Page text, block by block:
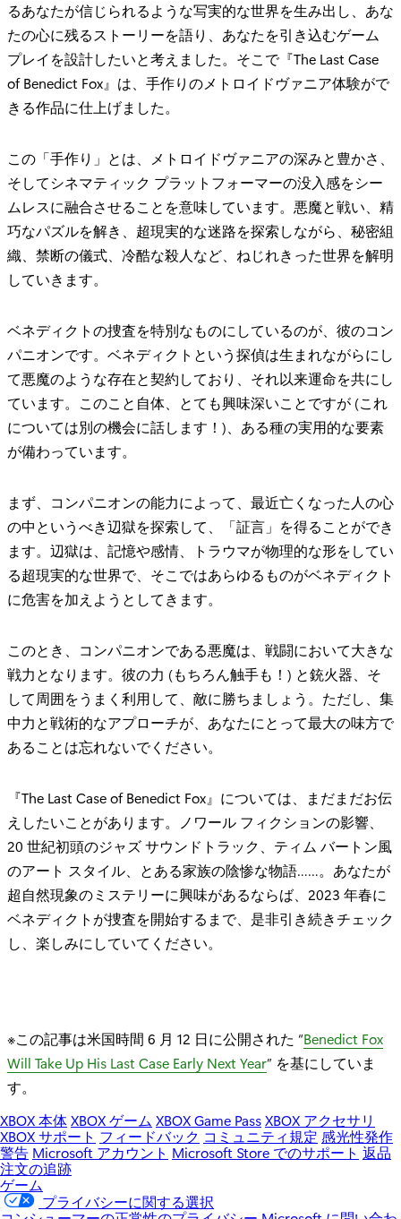
るあなたが信じられるような写実的な世界を生み出し、あな
たの心に残るストーリーを語り、あなたを引き込むゲーム
プレイを設計したいと考えました。そこで『The Last Case
of Benedict Fox』は、手作りのメトロイドヴァニア体験がで
きる作品に仕上げました。
この「手作り」とは、メトロイドヴァニアの深みと豊かさ、
そしてシネマティック プラットフォーマーの没入感をシー
ムレスに融合させることを意味しています。悪魔と戦い、精
巧なパズルを解き、超現実的な迷路を探索しながら、秘密組
織、禁断の儀式、冷酷な殺人など、ねじれきった世界を解明
していきます。
ベネディクトの捜査を特別なものにしているのが、彼のコン
パニオンです。ベネディクトという探偵は生まれながらにし
て悪魔のような存在と契約しており、それ以来運命を共にし
ています。このこと自体、とても興味深いことですが (これ
については別の機会に話します！)、ある種の実用的な要素
が備わっています。
まず、コンパニオンの能力によって、最近亡くなった人の心
の中というべき辺獄を探索して、「証言」を得ることができ
ます。辺獄は、記憶や感情、トラウマが物理的な形をしてい
る超現実的な世界で、そこではあらゆるものがベネディクト
に危害を加えようとしてきます。
このとき、コンパニオンである悪魔は、戦闘において大きな
戦力となります。彼の力 (もちろん触手も！) と銃火器、そ
して周囲をうまく利用して、敵に勝ちましょう。ただし、集
中力と戦術的なアプローチが、あなたにとって最大の味方で
あることは忘れないでください。
『The Last Case of Benedict Fox』については、まだまだお伝
えしたいことがあります。ノワール フィクションの影響、
20 世紀初頭のジャズ サウンドトラック、ティム バートン風
のアート スタイル、とある家族の陰惨な物語……。あなたが
超自然現象のミステリーに興味があるならば、2023 年春に
ベネディクトが捜査を開始するまで、是非引き続きチェック
し、楽しみにしていてください。
※この記事は米国時間 6 月 12 日に公開された “Benedict Fox
Will Take Up His Last Case Early Next Year” を基にしていま
す。
XBOX 本体XBOX ゲーム XBOX Game PassXBOX アクセサリ
XBOX サポート フィードバック コミュニティ規定 感光性発作
警告 Microsoft アカウント Microsoft Store でのサポート 返品
注文の追跡
ゲーム
プライバシーに関する選択